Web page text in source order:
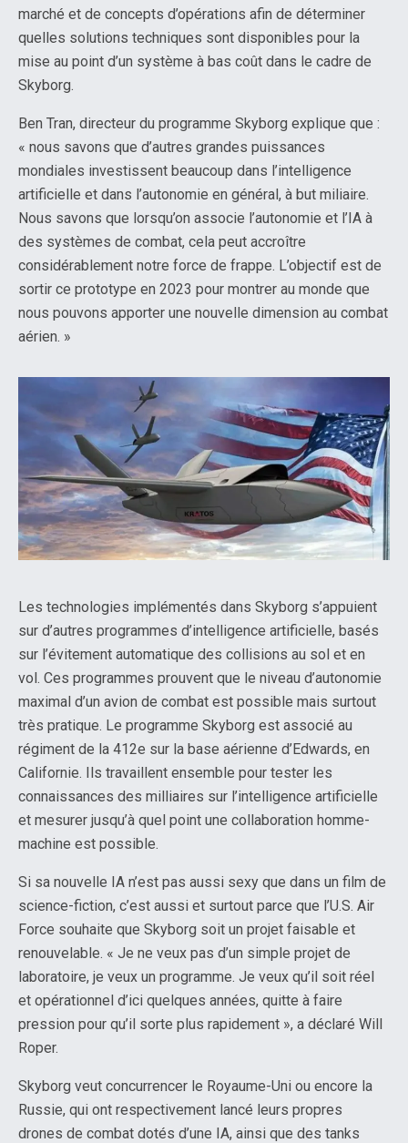
marché et de concepts d’opérations afin de déterminer
quelles solutions techniques sont disponibles pour la
mise au point d’un système à bas coût dans le cadre de
Skyborg.
Ben Tran, directeur du programme Skyborg explique que :
« nous savons que d’autres grandes puissances
mondiales investissent beaucoup dans l’intelligence
artificielle et dans l’autonomie en général, à but miliaire.
Nous savons que lorsqu’on associe l’autonomie et l’IA à
des systèmes de combat, cela peut accroître
considérablement notre force de frappe. L’objectif est de
sortir ce prototype en 2023 pour montrer au monde que
nous pouvons apporter une nouvelle dimension au combat
aérien. »
Les technologies implémentés dans Skyborg s’appuient
sur d’autres programmes d’intelligence artificielle, basés
sur l’évitement automatique des collisions au sol et en
vol. Ces programmes prouvent que le niveau d’autonomie
maximal d’un avion de combat est possible mais surtout
très pratique. Le programme Skyborg est associé au
régiment de la 412e sur la base aérienne d’Edwards, en
Californie. Ils travaillent ensemble pour tester les
connaissances des milliaires sur l’intelligence artificielle
et mesurer jusqu’à quel point une collaboration homme-
machine est possible.
Si sa nouvelle IA n’est pas aussi sexy que dans un film de
science-fiction, c’est aussi et surtout parce que l’U.S. Air
Force souhaite que Skyborg soit un projet faisable et
renouvelable. « Je ne veux pas d’un simple projet de
laboratoire, je veux un programme. Je veux qu’il soit réel
et opérationnel d’ici quelques années, quitte à faire
pression pour qu’il sorte plus rapidement », a déclaré Will
Roper.
Skyborg veut concurrencer le Royaume-Uni ou encore la
Russie, qui ont respectivement lancé leurs propres
drones de combat dotés d’une IA, ainsi que des tanks